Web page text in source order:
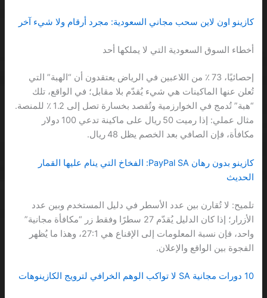
كازينو اون لاين سحب مجاني السعودية: مجرد أرقام ولا شيء آخر
أخطاء السوق السعودية التي لا يملكها أحد
إحصائيًا، 73 ٪ من اللاعبين في الرياض يعتقدون أن “الهبة” التي
تُعلن عنها الماكينات هي شيء يُقدّم بلا مقابل؛ في الواقع، تلك
“هبة” تُدمج في الخوارزمية وتُقصد بخسارة تصل إلى 1.2 ٪ للمنصة.
مثال عملي: إذا رميت 50 ريال على ماكينة تدعي 100 دولار
مكافأة، فإن الصافي بعد الخصم يظل 48 ريال.
كازينو بدون رهان PayPal SA: الفخاخ التي ينام عليها القمار
الحديث
تلميح: لا تُقارن بين عدد الأسطر في دليل المستخدم وبين عدد
الأزرار؛ إذا كان الدليل يُقدّم 27 سطرًا وفقط زر “مكافأة مجانية”
واحد، فإن نسبة المعلومات إلى الإقناع هي 27:1، وهذا ما يُظهر
الفجوة بين الواقع والإعلان.
10 دورات مجانية SA لا تواكب الوهم الخرافي لترويج الكازينوهات